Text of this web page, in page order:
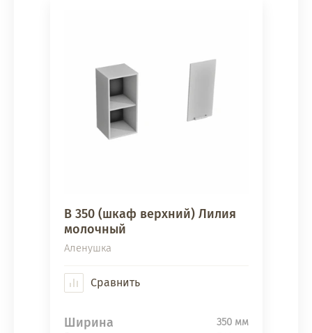
В 350 (шкаф верхний) Лилия
молочный
Аленушка
Сравнить
Ширина 350 мм